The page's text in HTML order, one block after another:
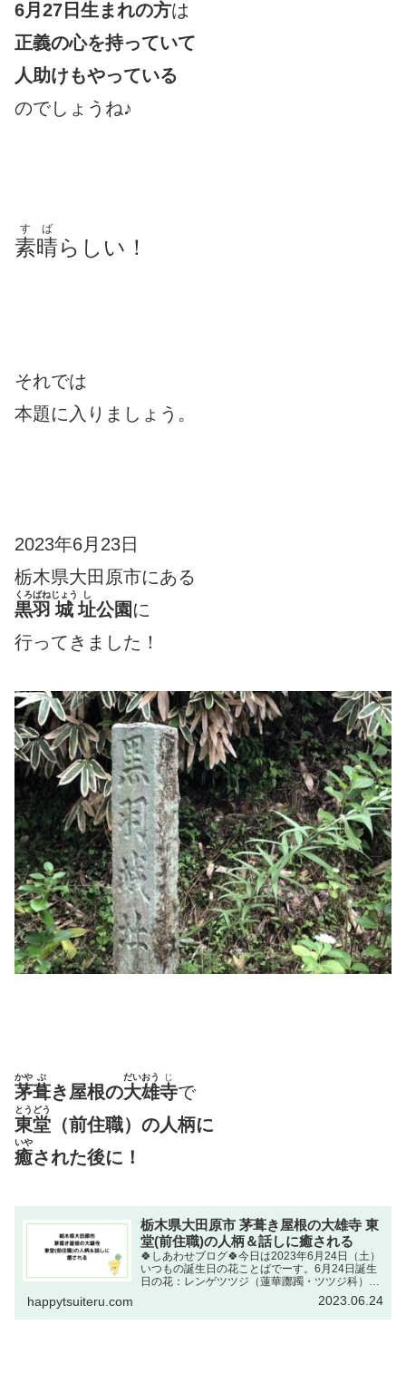
6月27日生まれの方は
正義の心を持っていて
人助けもやっている
のでしょうね♪
素晴
すば
らしい！
それでは
本題に入りましょう。
2023年6月23日
栃木県大田原市にある
黒羽
くろばね
城
じょう
址
し
公園 に
行ってきました！
茅
かや
葺
ぶ
き屋根の大雄
だいおう
寺
じ
で
東堂
とうどう
（前住職）の人柄に
癒
いや
された後に！
栃木県大田原市 茅葺き屋根の大雄寺 東
堂(前住職)の人柄＆話しに癒される
🍀しあわせブログ🍀今日は2023年6月24日（土）
いつもの誕生日の花ことばでーす。6月24日誕生
日の花：レンゲツツジ（蓮華躑躅・ツツジ科）花
ことば：情熱出典元：NHKラジオ深夜便 誕生日
の花情熱という言葉からのイメージ✨ 何かに打ち
込んでい...
happytsuiteru.com 2023.06.24